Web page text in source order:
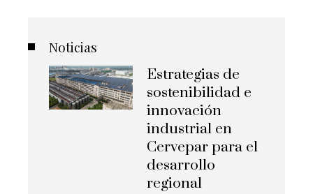
Noticias
Estrategias de
sostenibilidad e
innovación
industrial en
Cervepar para el
desarrollo
regional